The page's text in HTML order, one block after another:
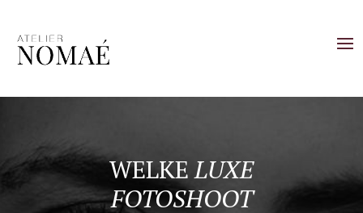
WELKELUXE
FOTOSHOOT